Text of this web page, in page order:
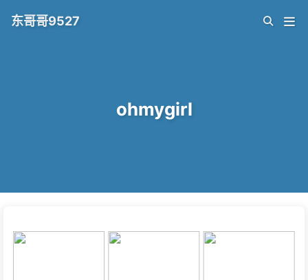
东哥哥9527
ohmygirl